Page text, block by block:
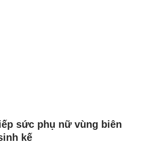
sức phụ nữ vùng biên
kế